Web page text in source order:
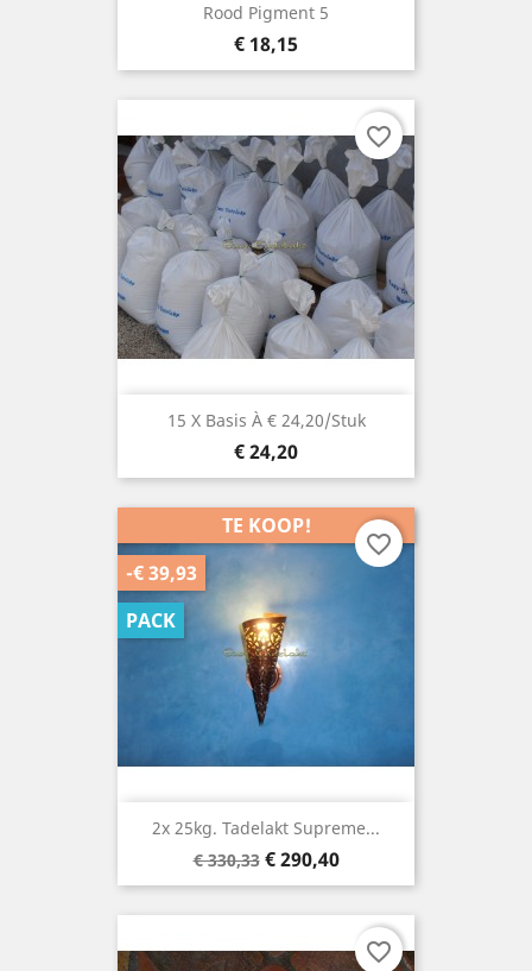
Rood Pigment 5
Prijs
€ 18,15
15 X Basis À € 24,20/stuk
Prijs
€ 24,20
favorite_border
2x 25kg. Tadelakt Supreme...
Basisprijs
€ 330,33 Prijs
€ 290,40
TE KOOP!
-€ 39,93
PACK
favorite_border
favorite_border